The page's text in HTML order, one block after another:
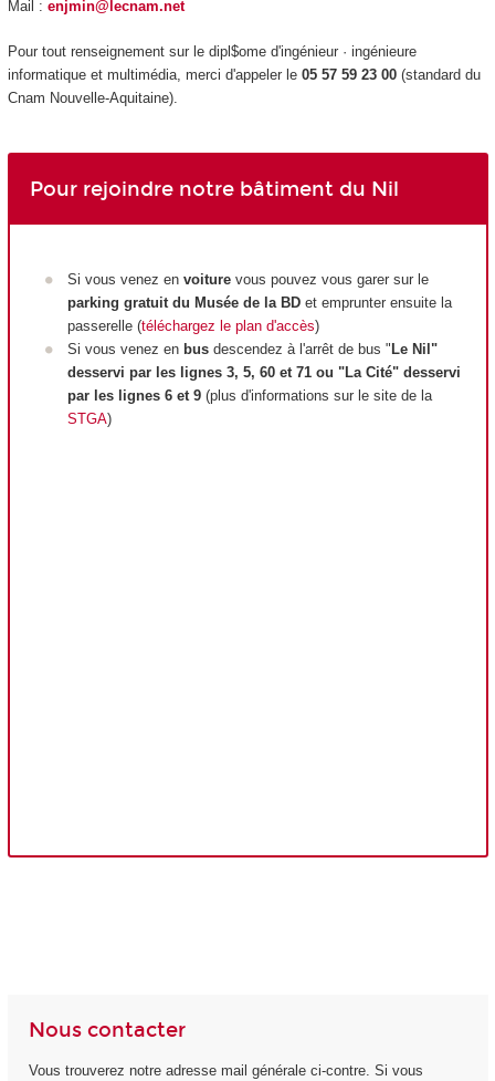
Mail : enjmin@lecnam.net
Pour tout renseignement sur le dipl$ome d'ingénieur · ingénieure
informatique et multimédia, merci d'appeler le05 57 59 23 00(standard du
Cnam Nouvelle-Aquitaine).
Pour rejoindre notre bâtiment du Nil
Si vous venez en voiturevous pouvez vous garer sur le
parking gratuit du Musée de la BDet emprunter ensuite la
passerelle (téléchargez le plan d'accès)
Si vous venez en busdescendez à l'arrêt de bus " Le Nil"
desservi par les lignes 3, 5, 60 et 71 ou "La Cité" desservi
par les lignes 6 et 9 (plus d'informations sur le site de la
STGA)
Nous contacter
Vous trouverez notre adresse mail générale ci-contre. Si vous